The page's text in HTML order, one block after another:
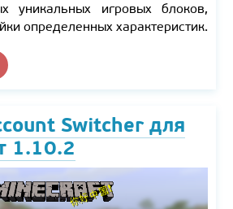
уникальных игровых блоков,
определенных характеристик.
Switcher для
1.10.2